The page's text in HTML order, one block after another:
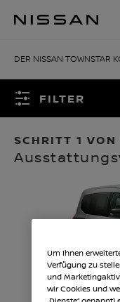
Hauptinhalt
DER NISSAN TOWNSTAR
FILTER
SCHRITT 1 VON
Um Ihnen
Verfügung zu
und
wir Cookies und